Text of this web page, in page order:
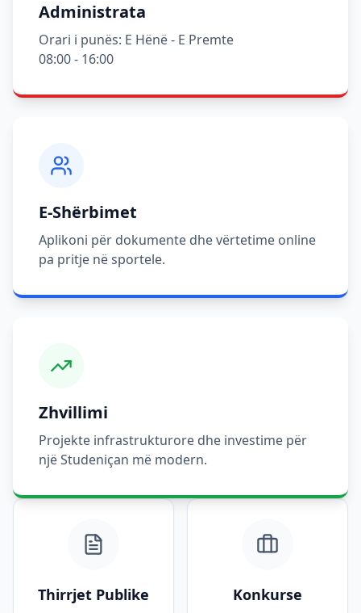
Administrata
Orari i punës: E Hënë - E Premte
08:00 - 16:00
E-Shërbimet
Aplikoni për dokumente dhe vërtetime online
pa pritje në sportele.
Zhvillimi
Projekte infrastrukturore dhe investime për
një Studeniçan më modern.
Thirrjet Publike Konkurse